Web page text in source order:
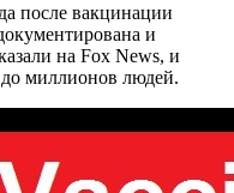
после вакцинации
и
на Fox News, и
до миллионов людей.